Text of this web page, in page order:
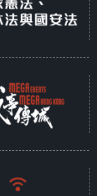
salt’s
green
as